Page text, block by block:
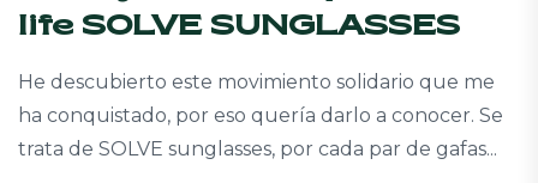
life SOLVE SUNGLASSES
He descubierto este movimiento solidario que me
ha conquistado, por eso quería darlo a conocer. Se
trata de SOLVE sunglasses, por cada par de gafas...